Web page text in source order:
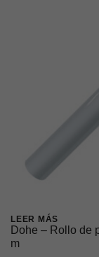
LEER MÁS
Dohe – Rollo de
m